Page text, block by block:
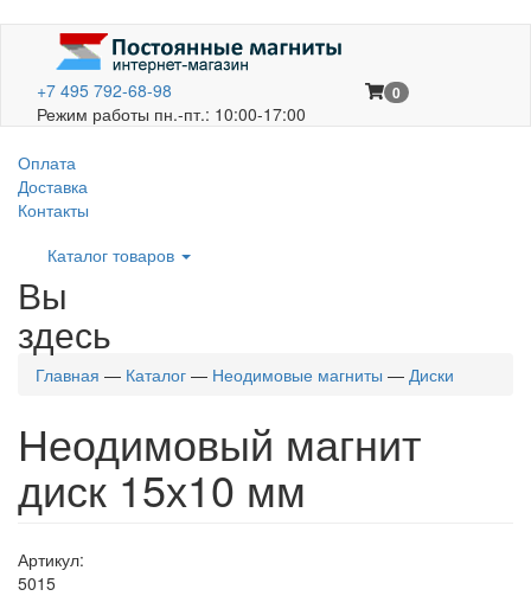
+7 495 792-68-98
Режим работы пн.-пт.: 10:00-17:00
0
Оплата
Доставка
Контакты
Каталог товаров
Вы
здесь
Главная — Каталог — Неодимовые магниты — Диски
Неодимовый магнит
диск 15х10 мм
Артикул:
5015